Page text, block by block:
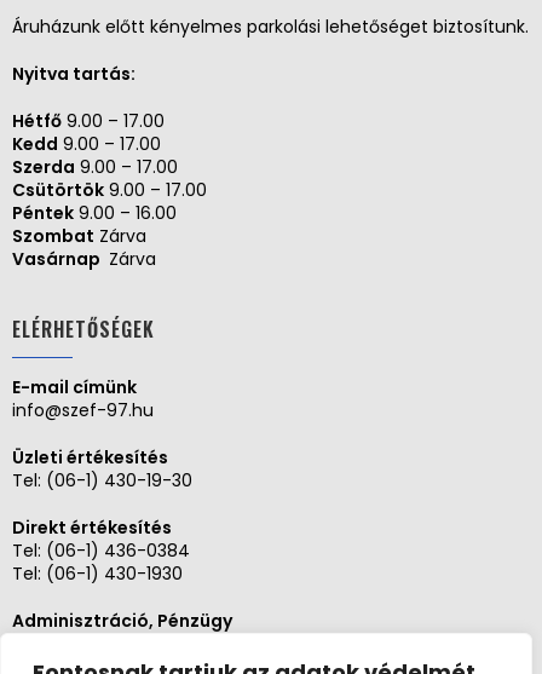
Áruházunk előtt kényelmes parkolási lehetőséget biztosítunk.
Nyitva tartás:
Hétfő 9.00 – 17.00
Kedd 9.00 – 17.00
Szerda 9.00 – 17.00
Csütörtök 9.00 – 17.00
Péntek 9.00 – 16.00
Szombat Zárva
Vasárnap Zárva
ELÉRHETŐSÉGEK
E-mail címünk
info@szef-97.hu
Üzleti értékesítés
Tel: (06-1) 430-19-30
Direkt értékesítés
Tel: (06-1) 436-0384
Tel: (06-1) 430-1930
Adminisztráció, Pénzügy